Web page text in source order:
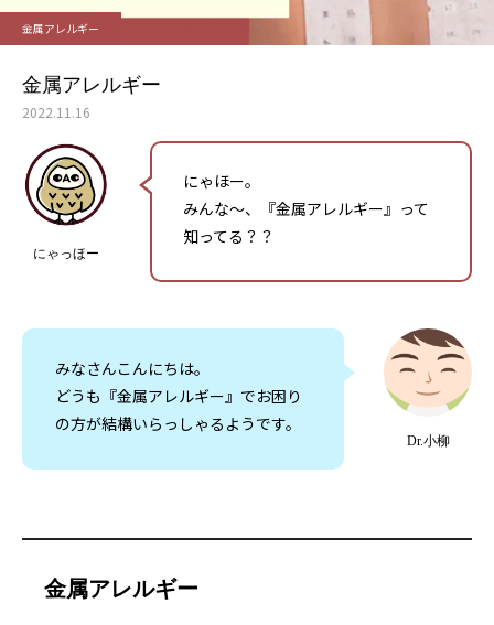
子宮頸がん予防接種（HPV
ワクチン）を開始します
4周年！
金属アレルギー
金属アレルギー
2022.11.16
にゃっほー
にゃほー。
みんな〜、『金属アレルギー』って
知ってる？？
Dr.小柳
みなさんこんにちは。
どうも『金属アレルギー』でお困り
の方が結構いらっしゃるようです。
金属アレルギー